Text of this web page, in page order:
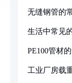
无缝钢管的
生活中常见
PE100管材
工业厂房载